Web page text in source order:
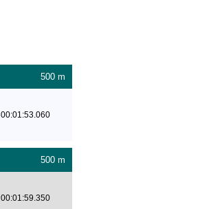
500 m
00:01:53.060
500 m
00:01:59.350